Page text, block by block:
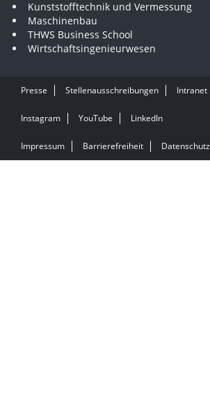
Kunststofftechnik und Vermessung
Maschinenbau
THWS Business School
Wirtschaftsingenieurwesen
Presse Stellenausschreibungen Intranet
Instagram YouTube LinkedIn
Impressum Barrierefreiheit Datenschutz